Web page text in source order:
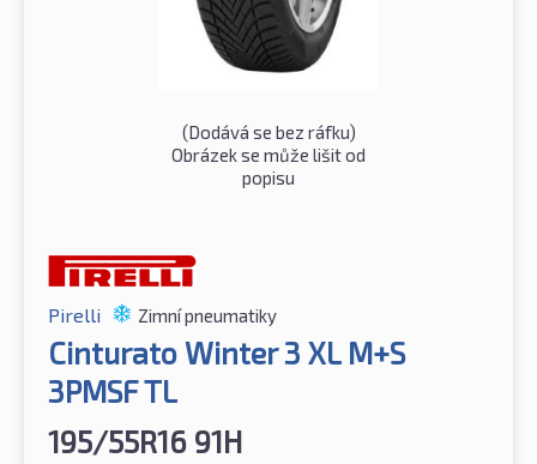
(Dodává se bez ráfku)
Obrázek se může lišit od
popisu
Pirelli Zimní pneumatiky
Cinturato Winter 3 XL M+S
3PMSF TL
195/55R16 91H